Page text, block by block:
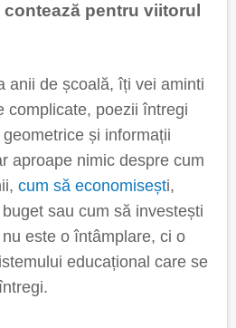
pentru viitorul
anii de școală, îți vei aminti
complicate, poezii întregi
și informații
aproape nimic despre cum
cum să economisești,
sau cum să investești
este o întâmplare, ci o
educațional care se